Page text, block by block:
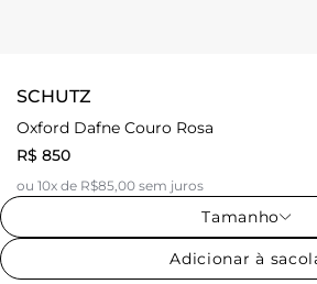
SCHUTZ
Oxford Dafne Couro Rosa
R$ 850
ou 10x de R$85,00 sem juros
Tamanho
Adicionar à